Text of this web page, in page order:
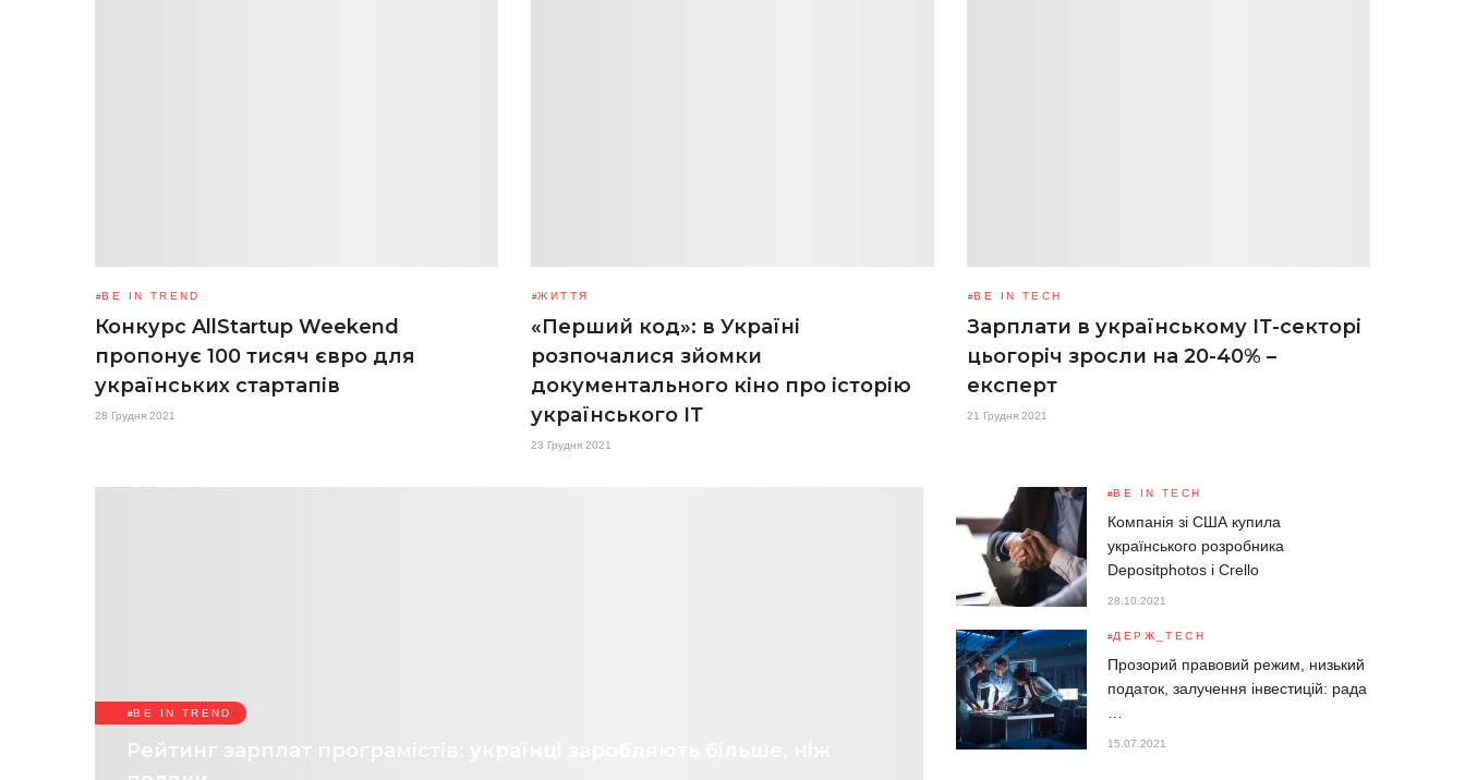
BE IN TREND
Конкурс AllStartup Weekend
пропонує 100 тисяч євро для
українських стартапів
28 Грудня 2021
ЖИТТЯ
«Перший код»: в Україні
розпочалися зйомки
документального кіно про історію
українського ІТ
23 Грудня 2021
BE IN TECH
Зарплати в українському ІТ-секторі
цьогоріч зросли на 20-40% –
експерт
21 Грудня 2021
BE IN TREND
Рейтинг зарплат програмістів: українці заробляють більше, ніж
BE IN TECH
Компанія зі США купила
українського розробника
Depositphotos і Crello
28.10.2021
ДЕРЖ_TECH
Прозорий правовий режим, низький
податок, залучення інвестицій: рада
15.07.2021